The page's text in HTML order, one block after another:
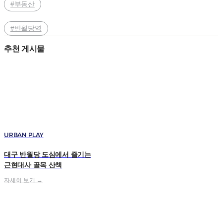
#부동산
#반월당역
추천 게시물
URBAN PLAY
대구 반월당 도심에서 즐기는
근현대사 골목 산책
자세히 보기 →